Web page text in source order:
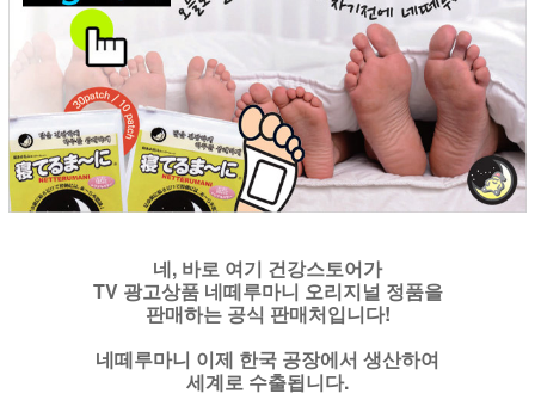
네, 바로 여기 건강스토어가
TV 광고상품 네떼루마니 오리지널 정품을
판매하는 공식 판매처입니다!
네떼루마니 이제 한국 공장에서 생산하여
세계로 수출됩니다.